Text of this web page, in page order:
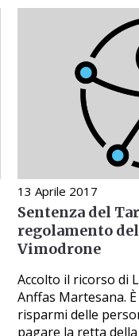
13 Aprile 2017
Sentenza del
regolamento
Vimodrone
Accolto il ricorso di
Anffas Martesana.
risparmi delle
pagare la retta